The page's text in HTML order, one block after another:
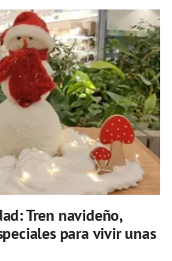
Tren navideño,
para vivir unas